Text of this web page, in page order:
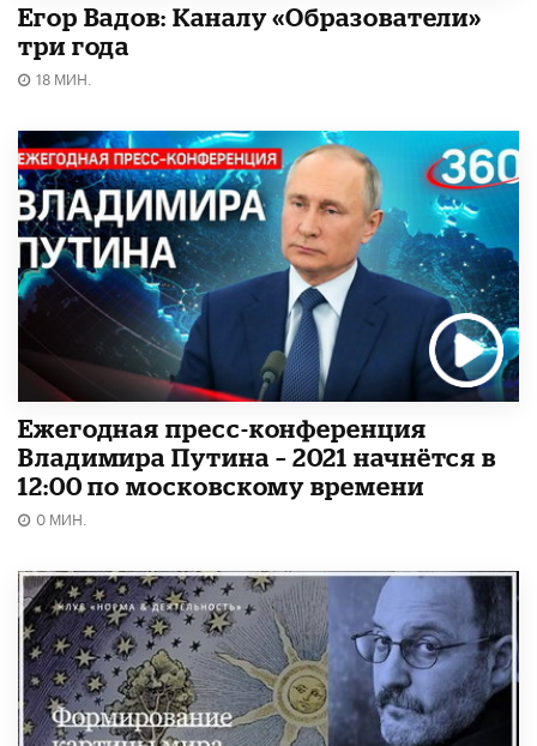
Егор Вадов: Каналу «Образователи»
три года
18 МИН.
Ежегодная пресс-конференция
Владимира Путина – 2021 начнётся в
12:00 по московскому времени
0 МИН.